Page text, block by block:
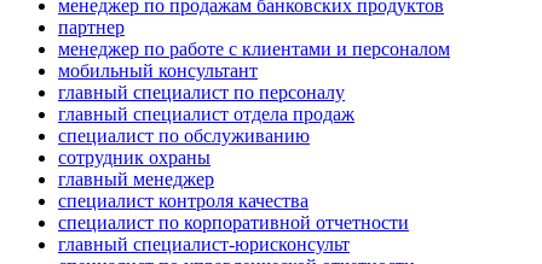
менеджер по продажам банковских продуктов
партнер
менеджер по работе с клиентами и персоналом
мобильный консультант
главный специалист по персоналу
главный специалист отдела продаж
специалист по обслуживанию
сотрудник охраны
главный менеджер
специалист контроля качества
специалист по корпоративной отчетности
главный специалист-юрисконсульт